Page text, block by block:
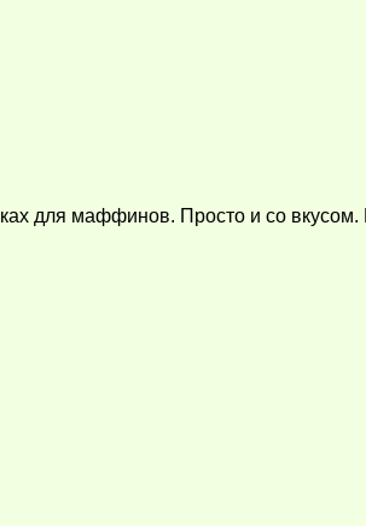
для маффинов. Просто и со вкусом.